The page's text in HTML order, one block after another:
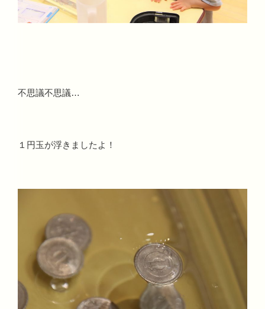
不思議不思議…
１円玉が浮きましたよ！